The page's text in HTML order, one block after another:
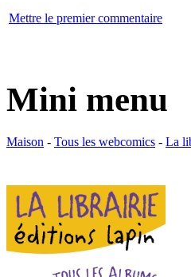
Mettre le premier commentaire
Mini menu
Maison - Tous les webcomics - La